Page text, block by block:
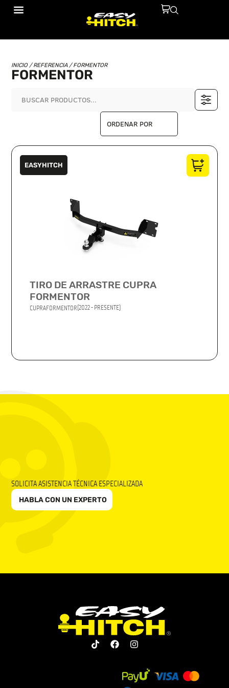
INICIO/ REFERENCIA / FORMENTOR
FORMENTOR
EASYHITCH
TIRO DE ARRASTRE CUPRA
FORMENTOR
CUPRAFORMENTOR(2022 - PRESENTE)
SOLICITA ASISTENCIA TÉCNICA ESPECIALIZADA
HABLA CON UN EXPERTO